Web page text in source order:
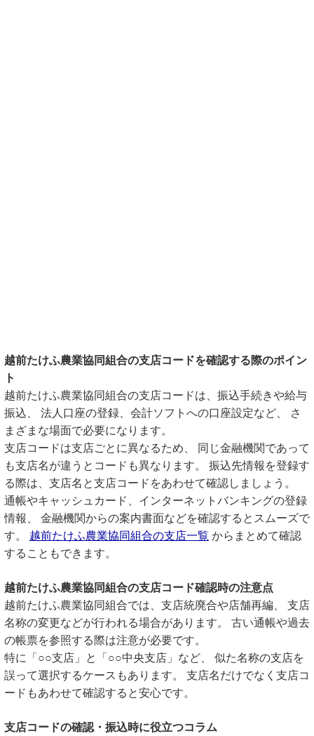
越前たけふ農業協同組合の支店コードを確認する際のポイン
ト
越前たけふ農業協同組合の支店コードは、振込手続きや給与
振込、 法人口座の登録、会計ソフトへの口座設定など、 さ
まざまな場面で必要になります。
支店コードは支店ごとに異なるため、 同じ金融機関であって
も支店名が違うとコードも異なります。 振込先情報を登録す
る際は、支店名と支店コードをあわせて確認しましょう。
通帳やキャッシュカード、インターネットバンキングの登録
情報、 金融機関からの案内書面などを確認するとスムーズで
す。 越前たけふ農業協同組合の支店一覧 からまとめて確認
することもできます。
越前たけふ農業協同組合の支店コード確認時の注意点
越前たけふ農業協同組合では、支店統廃合や店舗再編、 支店
名称の変更などが行われる場合があります。 古い通帳や過去
の帳票を参照する際は注意が必要です。
特に「○○支店」と「○○中央支店」など、 似た名称の支店を
誤って選択するケースもあります。 支店名だけでなく支店コ
ードもあわせて確認すると安心です。
支店コードの確認・振込時に役立つコラム